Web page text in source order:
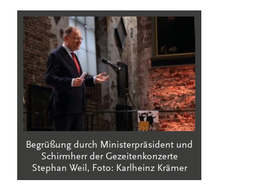
Begrüßung durch Ministerpräsident und
Schirmherr der Gezeitenkonzerte
Stephan Weil, Foto: Karlheinz Krämer